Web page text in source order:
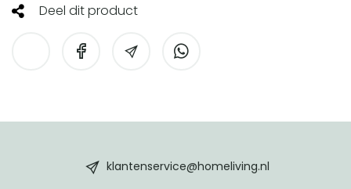
Deel dit product
klantenservice@homeliving.nl